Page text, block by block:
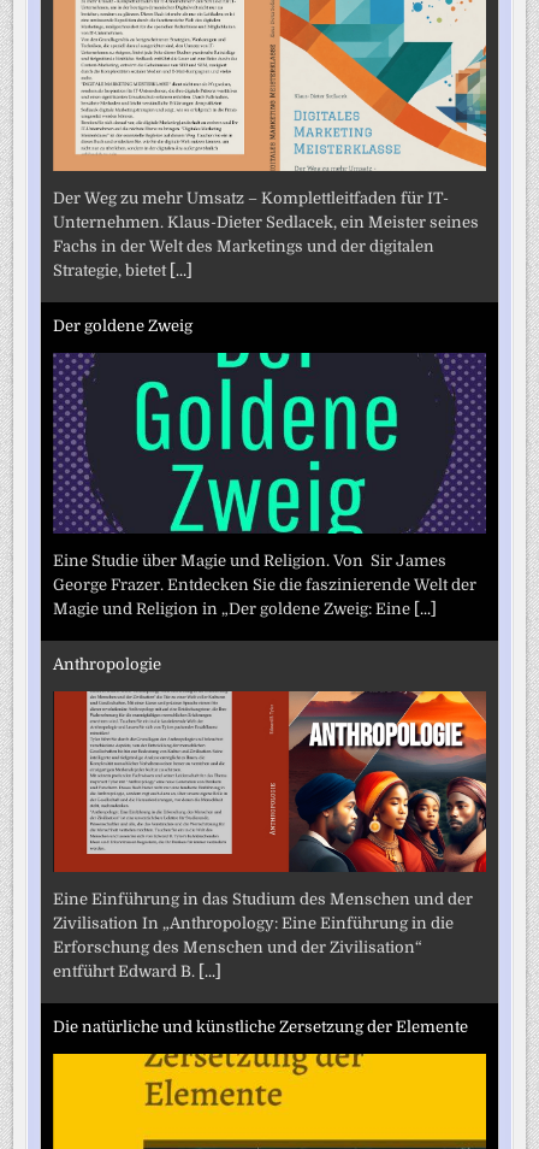
Der Weg zu mehr Umsatz – Komplettleitfaden für IT-
Unternehmen. Klaus-Dieter Sedlacek, ein Meister seines
Fachs in der Welt des Marketings und der digitalen
Strategie, bietet [...]
Der goldene Zweig
Eine Studie über Magie und Religion. Von Sir James
George Frazer. Entdecken Sie die faszinierende Welt der
Magie und Religion in „Der goldene Zweig: Eine [...]
Anthropologie
Eine Einführung in das Studium des Menschen und der
Zivilisation In „Anthropology: Eine Einführung in die
Erforschung des Menschen und der Zivilisation“
entführt Edward B. [...]
Die natürliche und künstliche Zersetzung der Elemente